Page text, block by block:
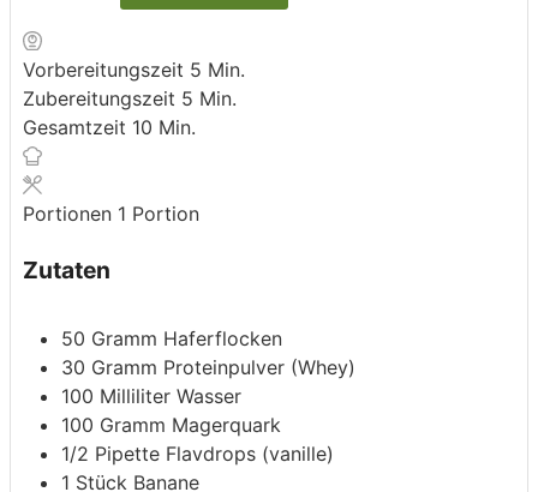
Vorbereitungszeit 5 Minuten
Min.
Zubereitungszeit 5 Minuten
Min.
Gesamtzeit 10 Minuten
Min.
Portionen 1 Portion
Zutaten
50 Gramm Haferflocken
30 Gramm Proteinpulver (Whey)
100 Milliliter Wasser
100 Gramm Magerquark
1/2 Pipette Flavdrops (vanille)
1 Stück Banane